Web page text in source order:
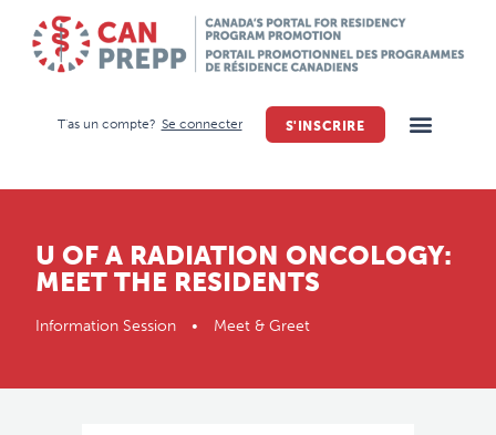
T'as un compte? Se connecter S'INSCRIRE
U OF A RADIATION ONCOLOGY:
MEET THE RESIDENTS
Information Session • Meet & Greet